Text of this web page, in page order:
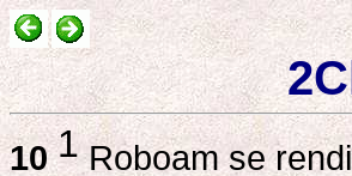
10 1Roboam se